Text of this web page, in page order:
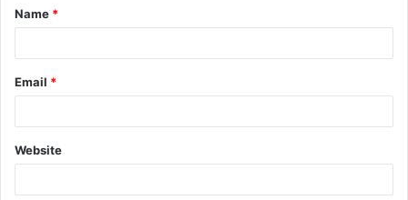
Name *
Email *
Website